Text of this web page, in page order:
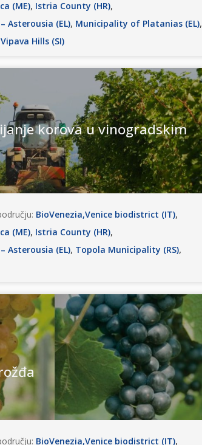
(ME), Istria County (HR),
Asterousia (EL), Municipality of Platanias (EL),
Vipava Hills (SI)
korova u vinogradskim
BioVenezia,Venice biodistrict (IT),
(ME), Istria County (HR),
Asterousia (EL), Topola Municipality (RS),
BioVenezia,Venice biodistrict (IT),